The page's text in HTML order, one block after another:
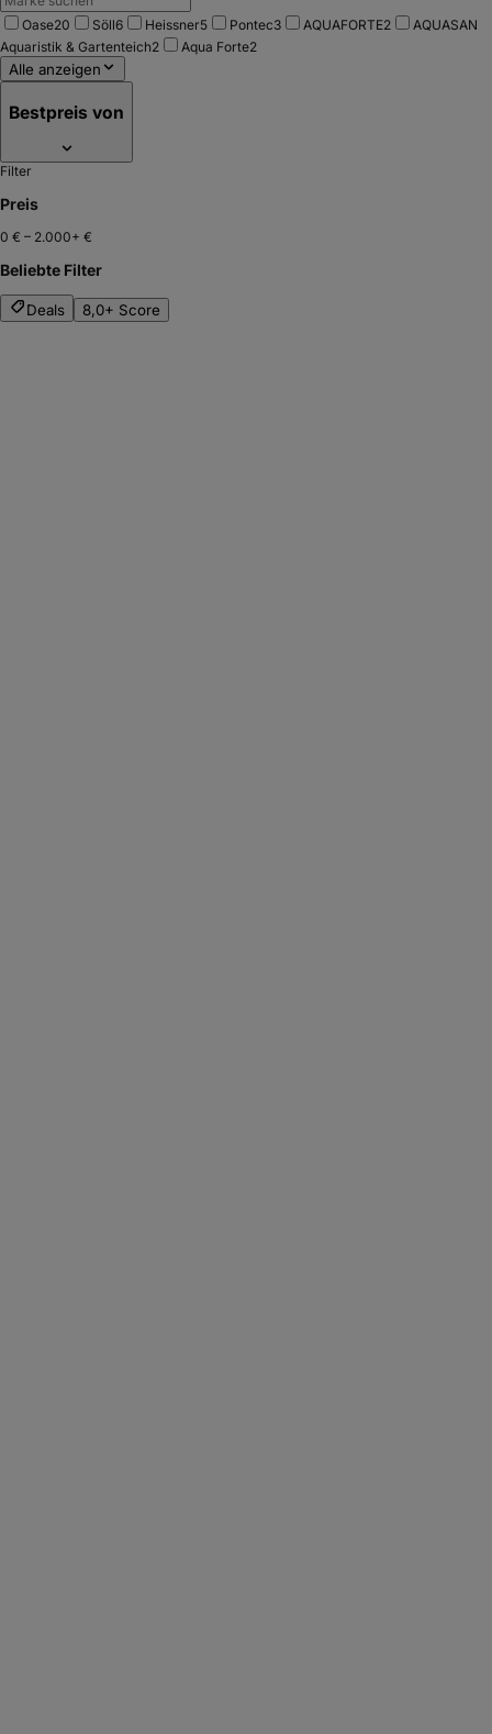
Oase20 Söll6 Heissner5 Pontec3 AQUAFORTE2
AQUASAN
Aquaristik & Gartenteich2 Aqua Forte2
Alle anzeigen
Bestpreis von
Filter
Preis
0 € – 2.000+ €
Beliebte Filter
Deals 8,0+ Score